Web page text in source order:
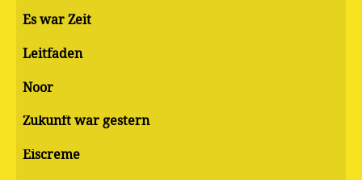
Es war Zeit
Leitfaden
Noor
Zukunft war gestern
Eiscreme